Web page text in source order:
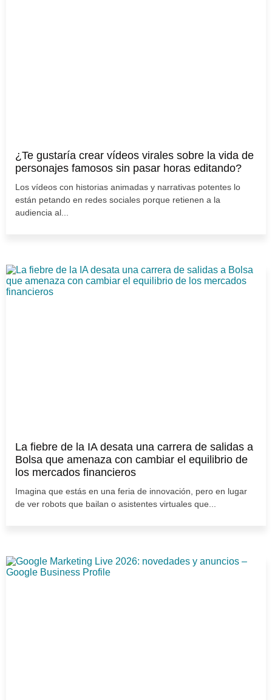
¿Te gustaría crear vídeos virales sobre la vida de
personajes famosos sin pasar horas editando?
Los vídeos con historias animadas y narrativas potentes lo
están petando en redes sociales porque retienen a la
audiencia al...
La fiebre de la IA desata una carrera de salidas a
Bolsa que amenaza con cambiar el equilibrio de
los mercados financieros
Imagina que estás en una feria de innovación, pero en lugar
de ver robots que bailan o asistentes virtuales que...